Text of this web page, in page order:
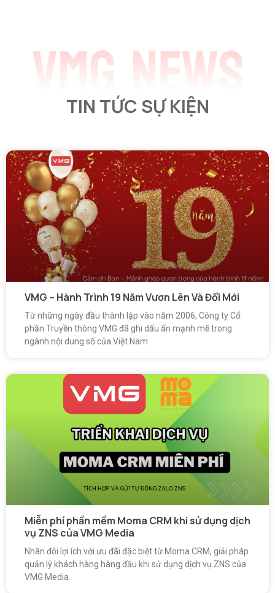
TIN TỨC SỰ KIỆN​
VMG – Hành Trình 19 Năm Vươn Lên Và Đổi Mới
Từ những ngày đầu thành lập vào năm 2006, Công ty Cổ
phần Truyền thông VMG đã ghi dấu ấn mạnh mẽ trong
ngành nội dung số của Việt Nam.
Miễn phí phần mềm Moma CRM khi sử dụng dịch
vụ ZNS của VMG Media
Nhân đôi lợi ích với ưu đãi đặc biệt từ Moma CRM, giải pháp
quản lý khách hàng hàng đầu khi sử dụng dịch vụ ZNS của
VMG Media.